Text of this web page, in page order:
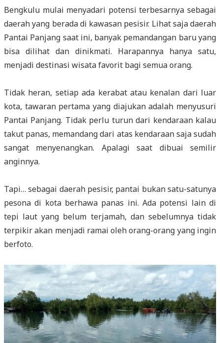
Bengkulu mulai menyadari potensi terbesarnya sebagai
daerah yang berada di kawasan pesisir. Lihat saja daerah
Pantai Panjang saat ini, banyak pemandangan baru yang
bisa dilihat dan dinikmati. Harapannya hanya satu,
menjadi destinasi wisata favorit bagi semua orang.
Tidak heran, setiap ada kerabat atau kenalan dari luar
kota, tawaran pertama yang diajukan adalah menyusuri
Pantai Panjang. Tidak perlu turun dari kendaraan kalau
takut panas, memandang dari atas kendaraan saja sudah
sangat menyenangkan. Apalagi saat dibuai semilir
anginnya.
Tapi… sebagai daerah pesisir, pantai bukan satu-satunya
pesona di kota berhawa panas ini. Ada potensi lain di
tepi laut yang belum terjamah, dan sebelumnya tidak
terpikir akan menjadi ramai oleh orang-orang yang ingin
berfoto.